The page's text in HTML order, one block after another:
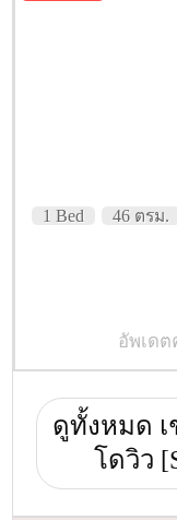
1 Bed 46 ตรม.
อัพเดต
ดูทั้งหมด
โดวิว